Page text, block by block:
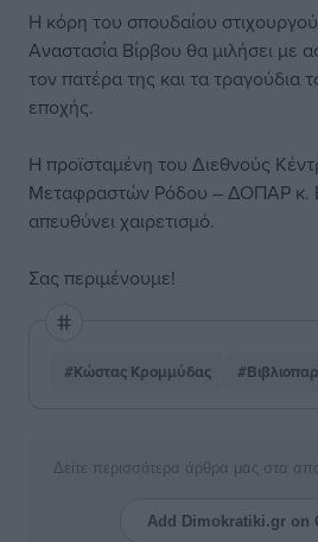
Η κόρη του σπουδαίου
Αναστασία Βίρβου θα μιλήσει με
τον πατέρα της και τα τραγούδια
εποχής.
Η προϊσταμένη του Διεθνούς
Μεταφραστών Ρόδου – ΔΟΠΑΡ κ.
απευθύνει χαιρετισμό.
Σας περιμένουμε!
#Κώστας Κρομμύδας
Δείτε περισσότερα άρθρα μας στα
Add Dimokratiki.gr on